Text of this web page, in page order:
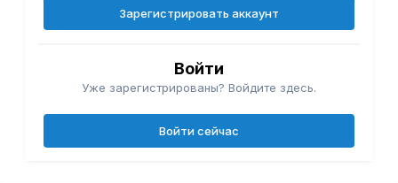
Зарегистрировать аккаунт
Войти
Уже зарегистрированы? Войдите здесь.
Войти сейчас